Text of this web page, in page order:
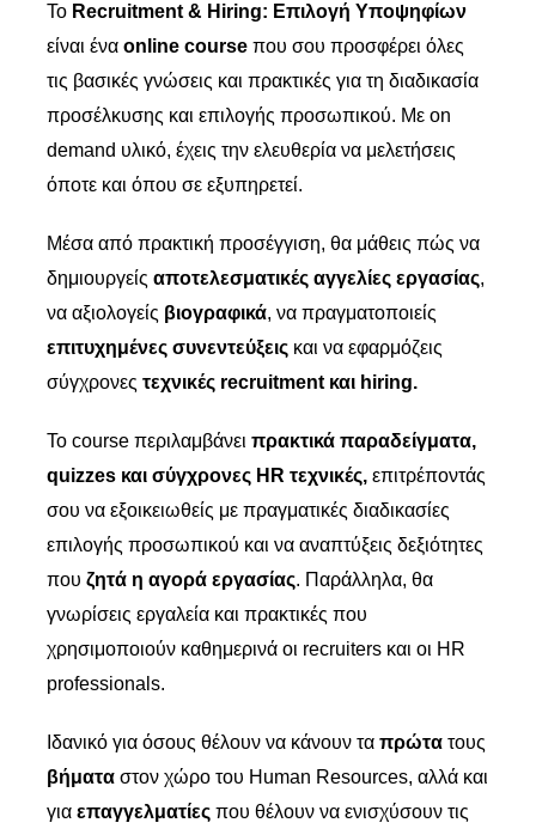
Το Recruitment & Hiring: Επιλογή Υποψηφίων
είναι έναonline courseπου σου προσφέρει όλες
τις βασικές γνώσεις και πρακτικές για τη διαδικασία
προσέλκυσης και επιλογής προσωπικού. Με on
demand υλικό, έχεις την ελευθερία να μελετήσεις
όποτε και όπου σε εξυπηρετεί.
Μέσα από πρακτική προσέγγιση, θα μάθεις πώς να
δημιουργείς αποτελεσματικές αγγελίες εργασίας,
να αξιολογείς βιογραφικά, να πραγματοποιείς
επιτυχημένες συνεντεύξειςκαι να εφαρμόζεις
σύγχρονες τεχνικές recruitment και hiring.
Το course περιλαμβάνει πρακτικά παραδείγματα,
quizzes και σύγχρονες HR τεχνικές, επιτρέποντάς
σου να εξοικειωθείς με πραγματικές διαδικασίες
επιλογής προσωπικού και να αναπτύξεις δεξιότητες
που ζητά η αγορά εργασίας. Παράλληλα, θα
γνωρίσεις εργαλεία και πρακτικές που
χρησιμοποιούν καθημερινά οι recruiters και οι HR
professionals.
Ιδανικό για όσους θέλουν να κάνουν ταπρώτα τους
βήματα στον χώρο του Human Resources, αλλά και
για επαγγελματίεςπου θέλουν να ενισχύσουν τις